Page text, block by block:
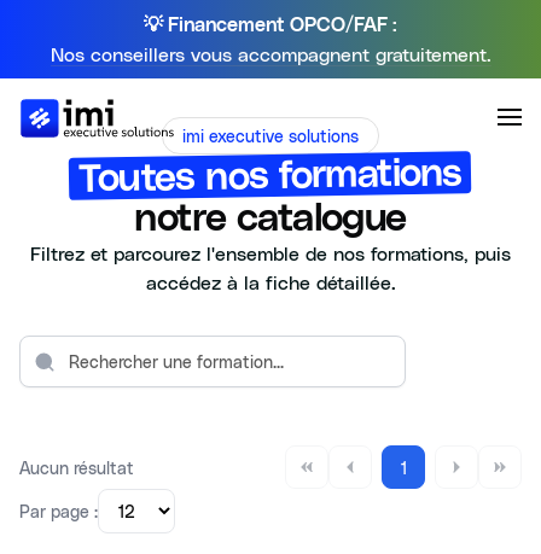
💡 Financement OPCO/FAF :
Nos conseillers vous accompagnent gratuitement.
imi executive solutions
Toutes nos formations
notre catalogue
Filtrez et parcourez l'ensemble de nos formations, puis
accédez à la fiche détaillée.
Aucun résultat 1
Par page :